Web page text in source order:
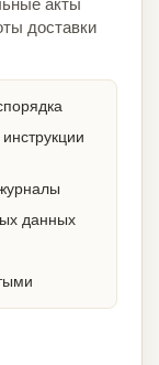
акты
доставки
данных